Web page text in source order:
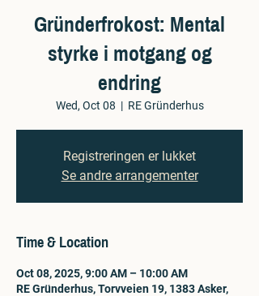
Gründerfrokost: Mental
styrke i motgang og
endring
Wed, Oct 08
  |
RE Gründerhus
Registreringen er lukket
Se andre arrangementer
Time & Location
Oct 08, 2025, 9:00 AM – 10:00 AM
RE Gründerhus, Torvveien 19, 1383 Asker,